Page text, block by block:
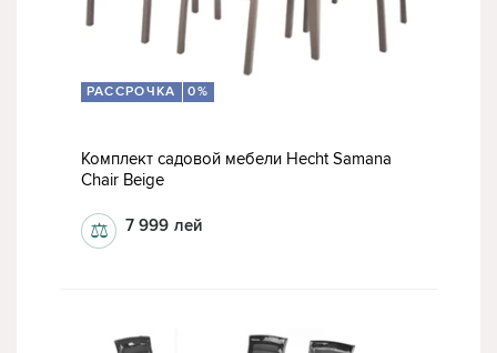
РАССРОЧКА 0%
Комплект садовой мебели Hecht Samana
Chair Beige
7 999 лей
⚖